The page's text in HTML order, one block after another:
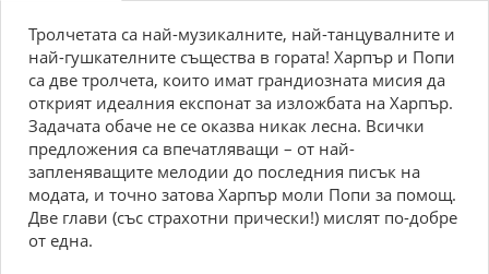
Тролчетата са най-музикалните, най-танцувалните и
най-гушкателните същества в гората! Харпър и Попи
са две тролчета, които имат грандиозната мисия да
открият идеалния експонат за изложбата на Харпър.
Задачата обаче не се оказва никак лесна. Всички
предложения са впечатляващи – от най-
запленяващите мелодии до последния писък на
модата, и точно затова Харпър моли Попи за помощ.
Две глави (със страхотни прически!) мислят по-добре
от една.